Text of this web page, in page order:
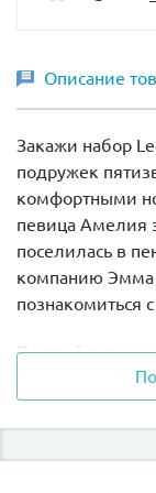
Описание
Закажи набор
подружек
комфортными
певица Амелия
поселилась в
компанию Эмма
познакомиться
Построй
проведи время
подружками из
интернет-
Хартлейк Сити